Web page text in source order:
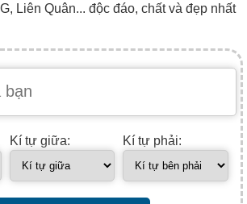
Liên Quân... độc đáo, chất và đẹp nhất
Kí tự giữa: Kí tự phải: